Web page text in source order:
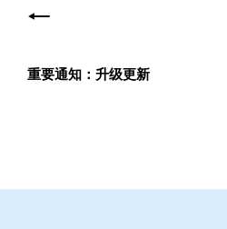
章
导重要通知：升级更新